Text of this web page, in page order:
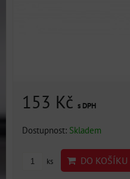
153 Kč s DPH
Dostupnost: Skladem
ks DO KOŠÍKU